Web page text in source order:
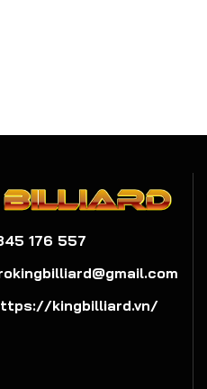
176 557
kingbilliard.vn/